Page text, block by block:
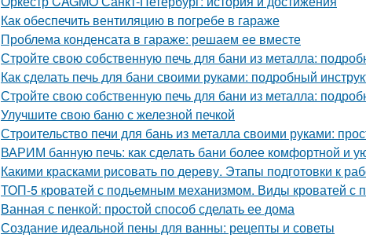
Как обеспечить вентиляцию в погребе в гараже
Проблема конденсата в гараже: решаем ее вместе
Стройте свою собственную печь для бани из металла:
Как сделать печь для бани своими руками: подробный
Стройте свою собственную печь для бани из металла:
Улучшите свою баню с железной печкой
Строительство печи для бань из металла своими руками:
ВАРИМ банную печь: как сделать бани более комфортной и
Какими красками рисовать по дереву. Этапы подготовки к
ТОП-5 кроватей с подьемным механизмом. Виды кроватей
Ванная с пенкой: простой способ сделать ее дома
Создание идеальной пены для ванны: рецепты и советы